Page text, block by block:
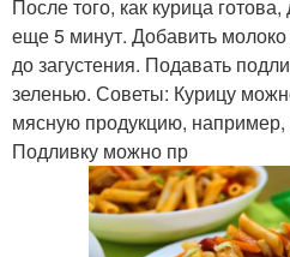
После того, как курица
еще 5 минут. Добавить
до загустения. Подавать
зеленью. Советы: Курицу
мясную продукцию, например,
Подливку можно пр